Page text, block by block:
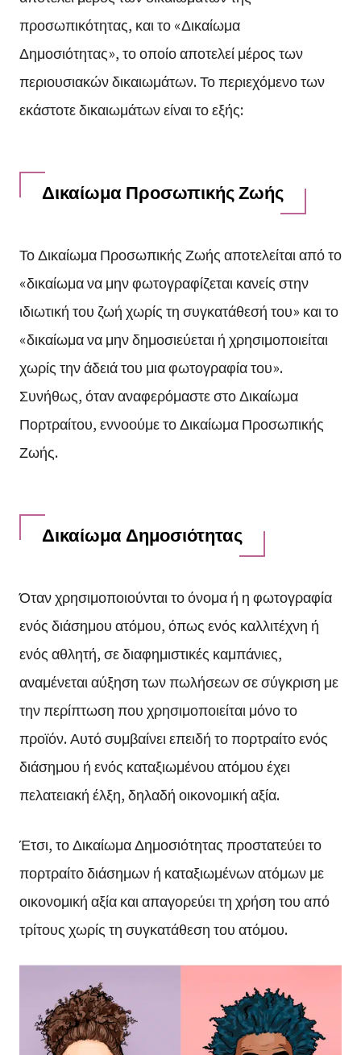
προσωπικότητας, και το «Δικαίωμα
Δημοσιότητας», το οποίο αποτελεί μέρος των
περιουσιακών δικαιωμάτων. Το περιεχόμενο των
εκάστοτε δικαιωμάτων είναι το εξής:
Δικαίωμα Προσωπικής Ζωής
Το Δικαίωμα Προσωπικής Ζωής αποτελείται από το
«δικαίωμα να μην φωτογραφίζεται κανείς στην
ιδιωτική του ζωή χωρίς τη συγκατάθεσή του» και το
«δικαίωμα να μην δημοσιεύεται ή χρησιμοποιείται
χωρίς την άδειά του μια φωτογραφία του».
Συνήθως, όταν αναφερόμαστε στο Δικαίωμα
Πορτραίτου, εννοούμε το Δικαίωμα Προσωπικής
Ζωής.
Δικαίωμα Δημοσιότητας
Όταν χρησιμοποιούνται το όνομα ή η φωτογραφία
ενός διάσημου ατόμου, όπως ενός καλλιτέχνη ή
ενός αθλητή, σε διαφημιστικές καμπάνιες,
αναμένεται αύξηση των πωλήσεων σε σύγκριση με
την περίπτωση που χρησιμοποιείται μόνο το
προϊόν. Αυτό συμβαίνει επειδή το πορτραίτο ενός
διάσημου ή ενός καταξιωμένου ατόμου έχει
πελατειακή έλξη, δηλαδή οικονομική αξία.
Έτσι, το Δικαίωμα Δημοσιότητας προστατεύει το
πορτραίτο διάσημων ή καταξιωμένων ατόμων με
οικονομική αξία και απαγορεύει τη χρήση του από
τρίτους χωρίς τη συγκατάθεση του ατόμου.